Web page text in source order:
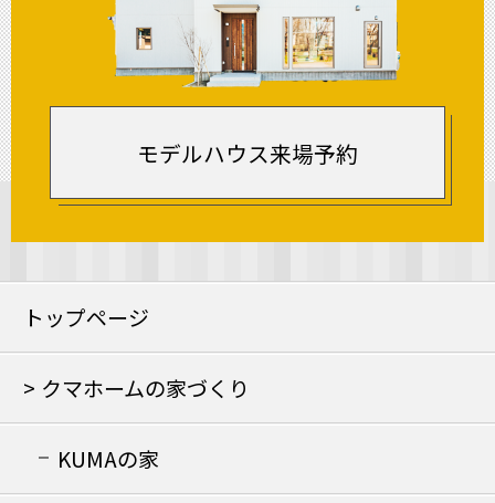
モデルハウス来場予約
トップページ
クマホームの家づくり
KUMAの家